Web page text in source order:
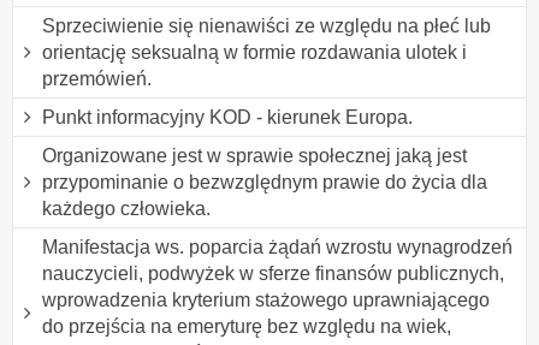
Sprzeciwienie się nienawiści ze względu na płeć lub
orientację seksualną w formie rozdawania ulotek i
przemówień.
Punkt informacyjny KOD - kierunek Europa.
Organizowane jest w sprawie społecznej jaką jest
przypominanie o bezwzględnym prawie do życia dla
każdego człowieka.
Manifestacja ws. poparcia żądań wzrostu wynagrodzeń
nauczycieli, podwyżek w sferze finansów publicznych,
wprowadzenia kryterium stażowego uprawniającego
do przejścia na emeryturę bez względu na wiek,